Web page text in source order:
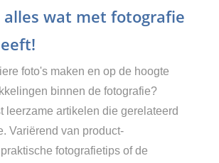
alles wat met fotografie
foto's maken en op de hoogte
binnen de fotografie?
leerzame artikelen die gerelateerd
Variërend van product-
fotografietips of de